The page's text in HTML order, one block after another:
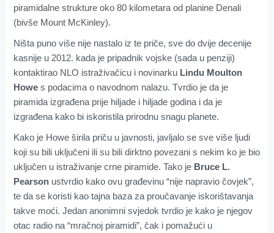
piramidalne strukture oko 80 kilometara od planine Denali
(bivše Mount McKinley).
Ništa puno više nije nastalo iz te priče, sve do dvije decenije
kasnije u 2012. kada je pripadnik vojske (sada u penziji)
kontaktirao NLO istraživačicu i novinarku Lindu Moulton
Howes podacima o navodnom nalazu. Tvrdio je da je
piramida izgrađena prije hiljade i hiljade godina i da je
izgrađena kako bi iskoristila prirodnu snagu planete.
Kako je Howe širila priču u javnosti, javljalo se sve više ljudi
koji su bili uključeni ili su bili dirktno povezani s nekim ko je bio
uključen u istraživanje crne piramide. Tako je Bruce L.
Pearsonustvrdio kako ovu građevinu “nije napravio čovjek”,
te da se koristi kao tajna baza za proučavanje iskorištavanja
takve moći. Jedan anonimni svjedok tvrdio je kako je njegov
otac radio na “mračnoj piramidi”, čak i pomažući u